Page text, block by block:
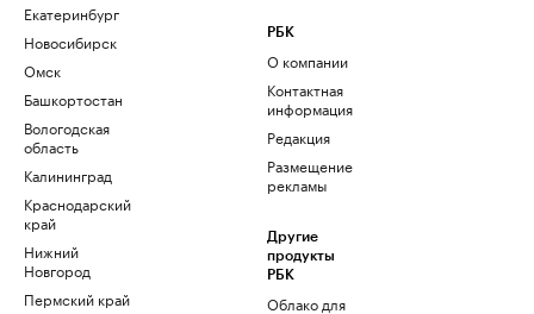
Екатеринбург
Новосибирск
Омск
Башкортостан
Вологодская
область
Калининград
Краснодарский
край
Нижний
Новгород
Пермский край
РБК
О компании
Контактная
информация
Редакция
Размещение
рекламы
Другие
продукты
РБК
Облако для